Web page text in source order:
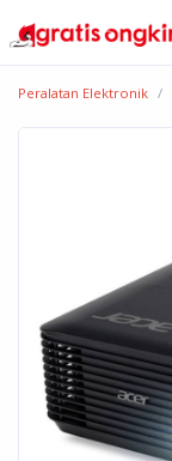
Peralatan Elektronik